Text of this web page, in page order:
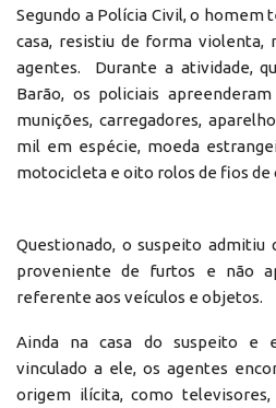
Segundo a Polícia Civil, o homem
casa, resistiu de forma violenta,
agentes. Durante a atividade,
Barão, os policiais
munições, carregadores,
mil em espécie, moeda
motocicleta e oito rolos de fios de
Questionado, o suspeito
proveniente de furtos e não
referente aos veículos e objetos.
Ainda na casa do suspeito e
vinculado a ele, os agentes
origem ilícita, como televisores,